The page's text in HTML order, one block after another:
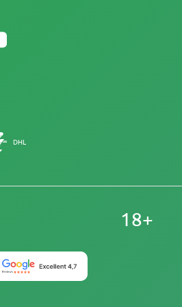
DHL
18+